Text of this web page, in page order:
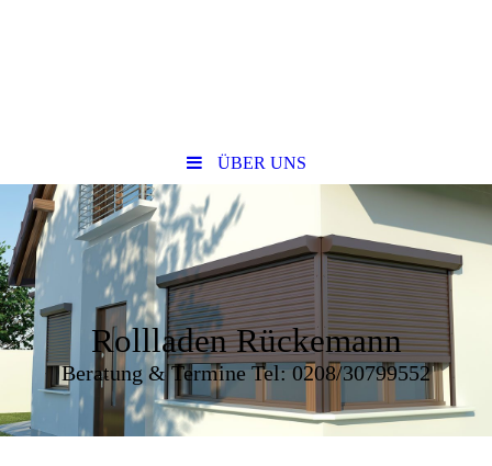
ÜBER UNS
Rollladen Rückemann
Beratung & Termine Tel: 0208/30799552